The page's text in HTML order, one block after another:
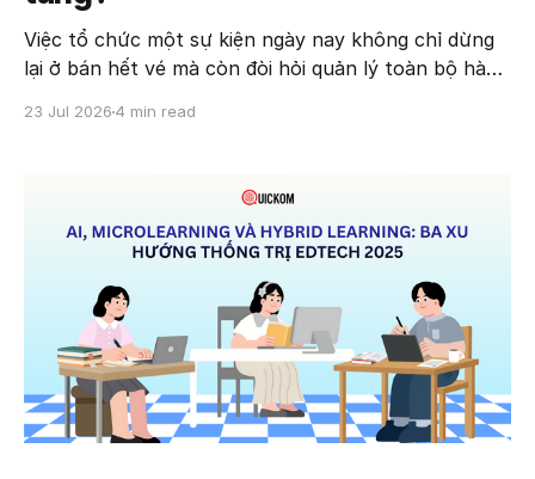
Việc tổ chức một sự kiện ngày nay không chỉ dừng
lại ở bán hết vé mà còn đòi hỏi quản lý toàn bộ hành
23 Jul 2026 4 min read